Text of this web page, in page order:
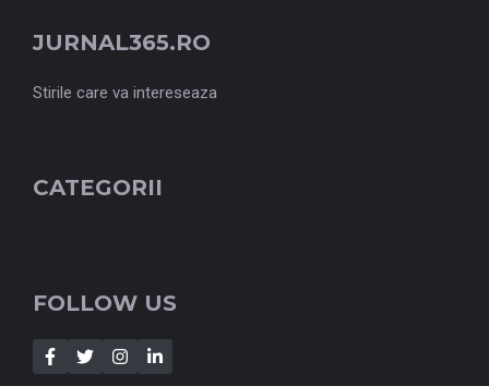
JURNAL365.RO
Stirile care va intereseaza
CATEGORII
FOLLOW US